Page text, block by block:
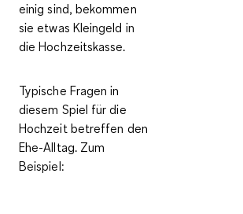
einig sind, bekommen
sie etwas Kleingeld in
die Hochzeitskasse.
Typische Fragen in
diesem Spiel für die
Hochzeitbetreffen den
Ehe-Alltag. Zum
Beispiel: